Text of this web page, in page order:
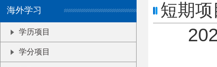
海外学习
学历项目
学分项目
短期项